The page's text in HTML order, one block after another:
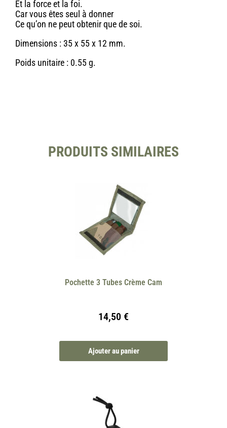
Et la force et la foi.
Car vous êtes seul à donner
Ce qu’on ne peut obtenir que de soi.
Dimensions : 35 x 55 x 12 mm.
Poids unitaire : 0.55 g.
PRODUITS SIMILAIRES
Pochette 3 Tubes Crème Cam
14,50 €
Ajouter au panier